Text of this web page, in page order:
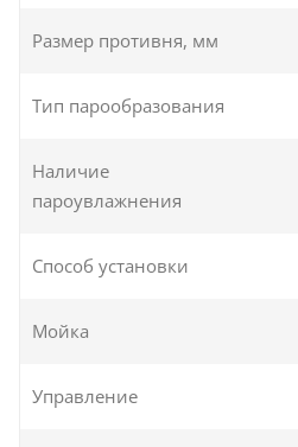
Размер противня, мм
Тип парообразования
Наличие
пароувлажнения
Способ установки
Мойка
Управление